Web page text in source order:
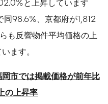
と上昇しています
98.6%、京都府が1,812
も反響物件平均価格の上
ます。
市では掲載価格が前年比
の上昇率